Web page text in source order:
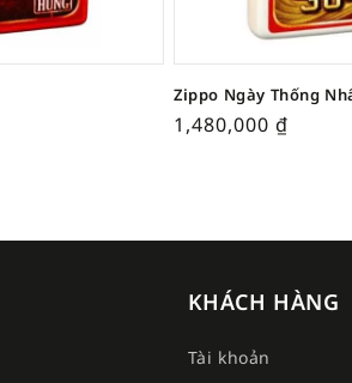
Zippo Ngày Thống
1,480,000 ₫
KHÁCH HÀNG
Tài khoản